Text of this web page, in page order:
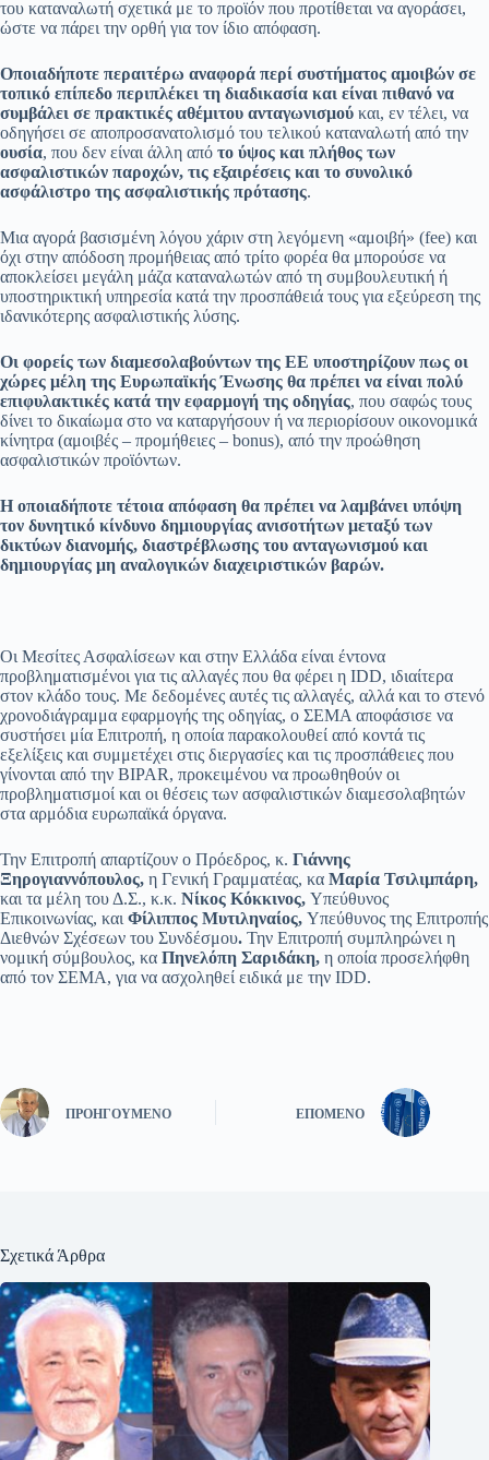
του καταναλωτή σχετικά με το προϊόν που προτίθεται να αγοράσει,
ώστε να πάρει την ορθή για τον ίδιο απόφαση.
Οποιαδήποτε περαιτέρω αναφορά περί συστήματος αμοιβών σε
τοπικό επίπεδο περιπλέκει τη διαδικασία και είναι πιθανό να
συμβάλει σε πρακτικές αθέμιτου ανταγωνισμού και, εν τέλει, να
οδηγήσει σε αποπροσανατολισμό του τελικού καταναλωτή από την
ουσία, που δεν είναι άλλη από το ύψος και πλήθος των
ασφαλιστικών παροχών, τις εξαιρέσεις και το συνολικό
ασφάλιστρο της ασφαλιστικής πρότασης.
Μια αγορά βασισμένη λόγου χάριν στη λεγόμενη «αμοιβή» (fee) και
όχι στην απόδοση προμήθειας από τρίτο φορέα θα μπορούσε να
αποκλείσει μεγάλη μάζα καταναλωτών από τη συμβουλευτική ή
υποστηρικτική υπηρεσία κατά την προσπάθειά τους για εξεύρεση της
ιδανικότερης ασφαλιστικής λύσης.
Οι φορείς των διαμεσολαβούντων της ΕΕ υποστηρίζουν πως οι
χώρες μέλη της Ευρωπαϊκής Ένωσης θα πρέπει να είναι πολύ
επιφυλακτικές κατά την εφαρμογή της οδηγίας, που σαφώς τους
δίνει το δικαίωμα στο να καταργήσουν ή να περιορίσουν οικονομικά
κίνητρα (αμοιβές – προμήθειες – bonus), από την προώθηση
ασφαλιστικών προϊόντων.
Η οποιαδήποτε τέτοια απόφαση θα πρέπει να λαμβάνει υπόψη
τον δυνητικό κίνδυνο δημιουργίας ανισοτήτων μεταξύ των
δικτύων διανομής, διαστρέβλωσης του ανταγωνισμού και
δημιουργίας μη αναλογικών διαχειριστικών βαρών.
Οι Μεσίτες Ασφαλίσεων και στην Ελλάδα είναι έντονα
προβληματισμένοι για τις αλλαγές που θα φέρει η IDD, ιδιαίτερα
στον κλάδο τους. Με δεδομένες αυτές τις αλλαγές, αλλά και το στενό
χρονοδιάγραμμα εφαρμογής της οδηγίας, ο ΣΕΜΑ αποφάσισε να
συστήσει μία Επιτροπή, η οποία παρακολουθεί από κοντά τις
εξελίξεις και συμμετέχει στις διεργασίες και τις προσπάθειες που
γίνονται από την BIPAR, προκειμένου να προωθηθούν οι
προβληματισμοί και οι θέσεις των ασφαλιστικών διαμεσολαβητών
στα αρμόδια ευρωπαϊκά όργανα.
Την Επιτροπή απαρτίζουν ο Πρόεδρος, κ. Γιάννης
Ξηρογιαννόπουλος, η Γενική Γραμματέας, κα Μαρία Τσιλιμπάρη,
και τα μέλη του Δ.Σ., κ.κ. Νίκος Κόκκινος, Υπεύθυνος
Επικοινωνίας, και Φίλιππος Μυτιληναίος, Υπεύθυνος της Επιτροπής
Διεθνών Σχέσεων του Συνδέσμου. Την Επιτροπή συμπληρώνει η
νομική σύμβουλος, κα Πηνελόπη Σαριδάκη, η οποία προσελήφθη
από τον ΣΕΜΑ, για να ασχοληθεί ειδικά με την IDD.
ΠΡΟΗΓΟΎΜΕΝΟ ΕΠΌΜΕΝΟ
Σχετικά Άρθρα